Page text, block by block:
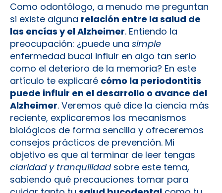
Como odontólogo, a menudo me preguntan
si existe alguna relación entre la salud de
las encías y el Alzheimer. Entiendo la
preocupación: ¿puede una simple
enfermedad bucal influir en algo tan serio
como el deterioro de la memoria? En este
artículo te explicaré cómo la periodontitis
puede influir en el desarrollo o avance del
Alzheimer. Veremos qué dice la ciencia más
reciente, explicaremos los mecanismos
biológicos de forma sencilla y ofreceremos
consejos prácticos de prevención. Mi
objetivo es que al terminar de leer tengas
claridad y tranquilidadsobre este tema,
sabiendo qué precauciones tomar para